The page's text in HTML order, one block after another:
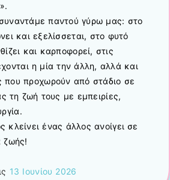
παντού γύρω μας: στο
και εξελίσσεται, στο φυτό
και καρποφορεί, στις
η μία την άλλη, αλλά και
που προχωρούν από στάδιο σε
τη ζωή τους με εμπειρίες,
ένας άλλος ανοίγει σε
ζωής!
13 Ιουνίου 2026